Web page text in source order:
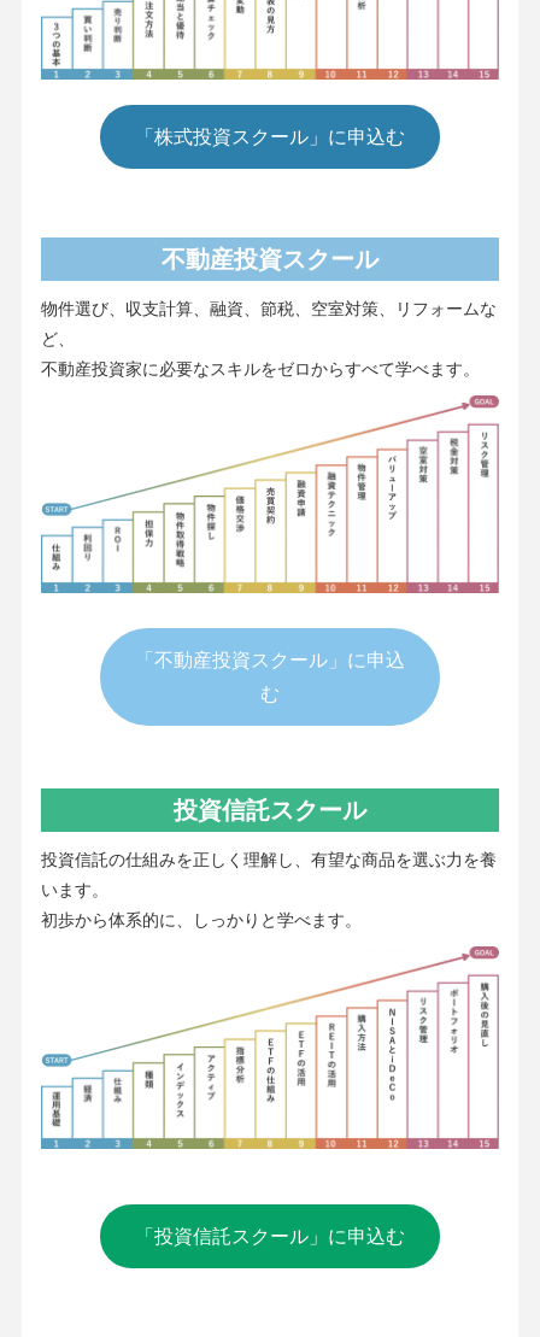
「株式投資スクール」に申込む
不動産投資スクール
物件選び、収支計算、融資、節税、空室対策、リフォームな
ど、
不動産投資家に必要なスキルをゼロからすべて学べます。
「不動産投資スクール」に申込
む
投資信託スクール
投資信託の仕組みを正しく理解し、有望な商品を選ぶ力を養
います。
初歩から体系的に、しっかりと学べます。
「投資信託スクール」に申込む